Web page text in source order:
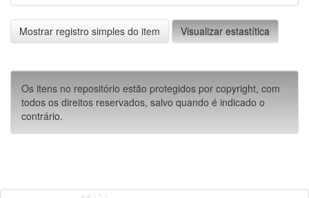
Mostrar registro simples do item Visualizar estastítica
Os itens no repositório estão protegidos por copyright, com
todos os direitos reservados, salvo quando é indicado o
contrário.